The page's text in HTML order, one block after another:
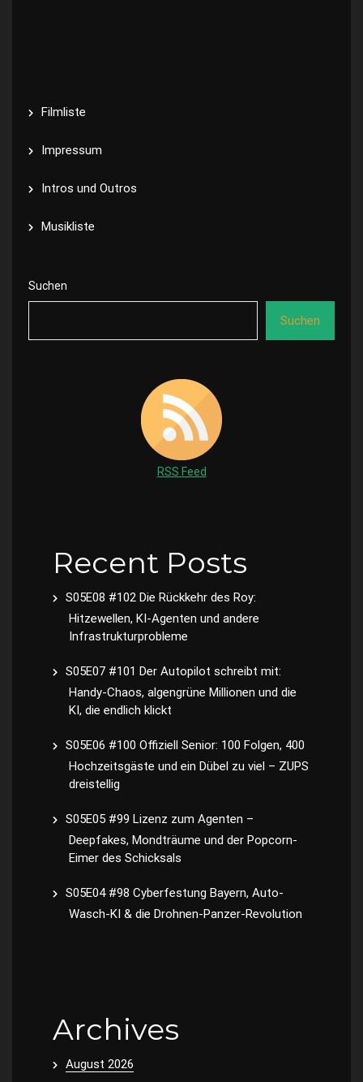
Filmliste
Impressum
Intros und Outros
Musikliste
Suchen
Suchen
RSS Feed
Recent Posts
S05E08 #102 Die Rückkehr des Roy:
Hitzewellen, KI-Agenten und andere
Infrastrukturprobleme
S05E07 #101 Der Autopilot schreibt mit:
Handy-Chaos, algengrüne Millionen und die
KI, die endlich klickt
S05E06 #100 Offiziell Senior: 100 Folgen, 400
Hochzeitsgäste und ein Dübel zu viel – ZUPS
dreistellig
S05E05 #99 Lizenz zum Agenten –
Deepfakes, Mondträume und der Popcorn-
Eimer des Schicksals
S05E04 #98 Cyberfestung Bayern, Auto-
Wasch-KI & die Drohnen-Panzer-Revolution
Archives
August 2026